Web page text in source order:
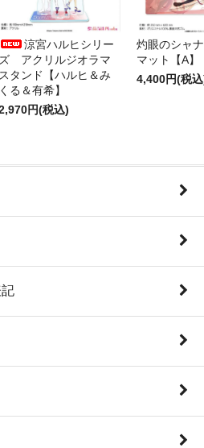
涼宮ハルヒシリー
ズ アクリルジオラマ
スタンド【ハルヒ＆み
くる＆有希】
円(税込)
灼眼のシャ
マット【A】
4,400円(税